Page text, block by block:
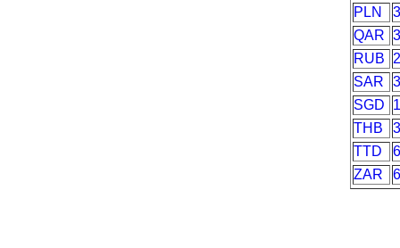
PLN
QAR
RUB
SAR
SGD
THB
TTD
ZAR